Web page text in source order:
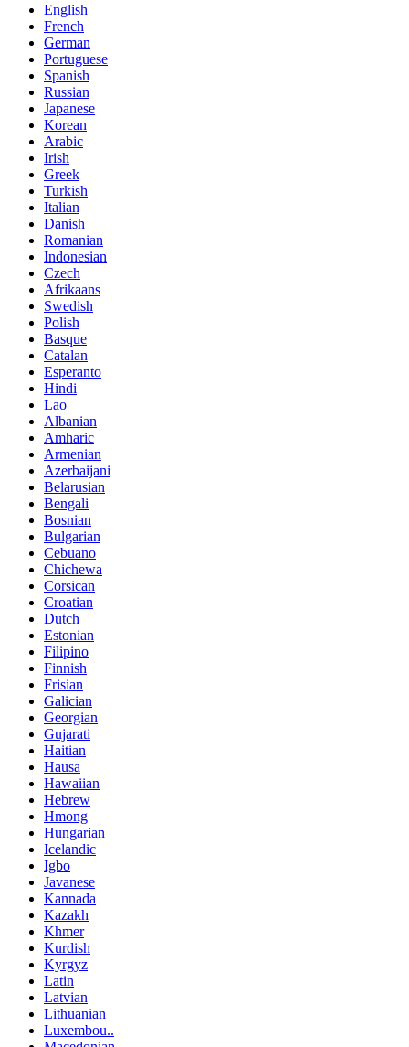
English
French
German
Portuguese
Spanish
Russian
Japanese
Korean
Arabic
Irish
Greek
Turkish
Italian
Danish
Romanian
Indonesian
Czech
Afrikaans
Swedish
Polish
Basque
Catalan
Esperanto
Hindi
Lao
Albanian
Amharic
Armenian
Azerbaijani
Belarusian
Bengali
Bosnian
Bulgarian
Cebuano
Chichewa
Corsican
Croatian
Dutch
Estonian
Filipino
Finnish
Frisian
Galician
Georgian
Gujarati
Haitian
Hausa
Hawaiian
Hebrew
Hmong
Hungarian
Icelandic
Igbo
Javanese
Kannada
Kazakh
Khmer
Kurdish
Kyrgyz
Latin
Latvian
Lithuanian
Luxembou..